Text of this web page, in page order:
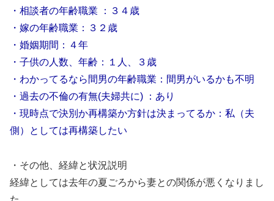
・相談者の年齢職業 ：３４歳
・嫁の年齢職業：３２歳
・婚姻期間：４年
・子供の人数、年齢：１人、３歳
・わかってるなら間男の年齢職業：間男がいるかも不明
・過去の不倫の有無(夫婦共に) ：あり
・現時点で決別か再構築か方針は決まってるか：私（夫
側）としては再構築したい
・その他、経緯と状況説明
経緯としては去年の夏ごろから妻との関係が悪くなりまし